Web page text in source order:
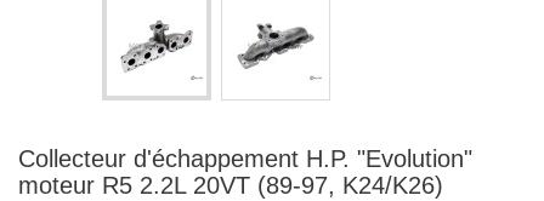
Collecteur d'échappement H.P. "Evolution"
moteur R5 2.2L 20VT (89-97, K24/K26)